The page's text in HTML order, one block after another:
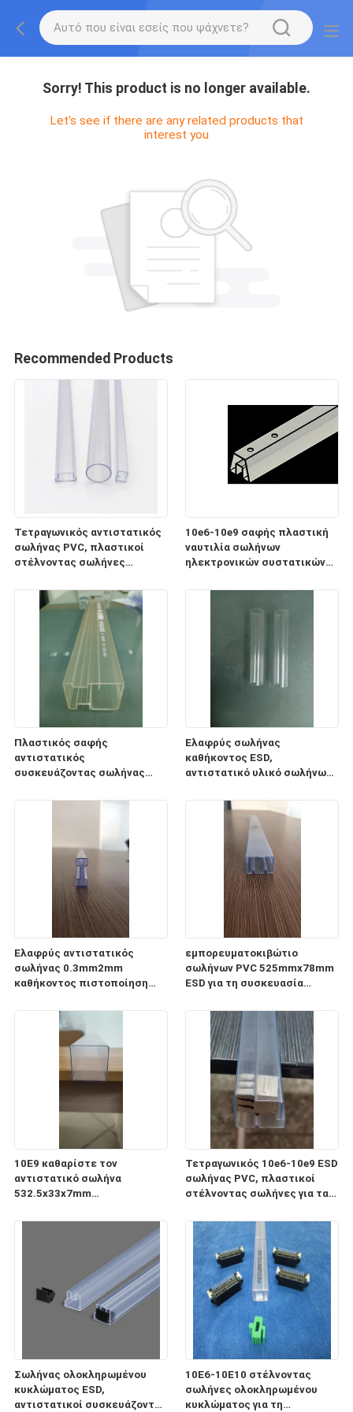
Sorry! This product is no longer available.
Let's see if there are any related products that
interest you
Recommended Products
Τετραγωνικός αντιστατικός
σωλήνας PVC, πλαστικοί
στέλνοντας σωλήνες
10e6-10e9 σαφής πλαστική
ναυτιλία σωλήνων
ηλεκτρονικών συστατικών
Πλαστικός σαφής
αντιστατικός
συσκευάζοντας σωλήνας
Ελαφρύς σωλήνας
καθήκοντος ESD,
αντιστατικό υλικό σωλήνων
ολοκληρωμένου κυκλώματος
Ελαφρύς αντιστατικός
σωλήνας 0.3mm2mm
καθήκοντος πιστοποίηση
εμπορευματοκιβώτιο
σωλήνων PVC 525mmx78mm
ESD για τη συσκευασία
ηλεκτρικού ρεύματος
10E9 καθαρίστε τον
αντιστατικό σωλήνα
532.5x33x7mm
ESD για τη συσκευασία και τη
Τετραγωνικός 10e6-10e9 ESD
σωλήνας PVC, πλαστικοί
στέλνοντας σωλήνες για τα
Σωλήνας ολοκληρωμένου
κυκλώματος ESD,
αντιστατικοί συσκευάζοντας
10E6-10E10 στέλνοντας
σωλήνες ολοκληρωμένου
κυκλώματος για τη